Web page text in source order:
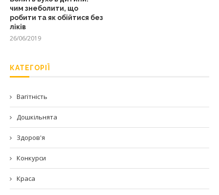
чим знеболити, що
робити та як обійтися без
ліків
26/06/2019
КАТЕГОРІЇ
Вагітність
Дошкільнята
Здоров'я
Конкурси
Краса